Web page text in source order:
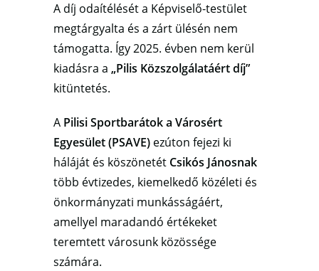
A díj odaítélését a Képviselő-testület
megtárgyalta és a zárt ülésén nem
támogatta. Így 2025. évben nem kerül
kiadásra a „Pilis Közszolgálatáért díj”
kitüntetés.
A Pilisi Sportbarátok a Városért
Egyesület (PSAVE)ezúton fejezi ki
háláját és köszönetét Csikós Jánosnak
több évtizedes, kiemelkedő közéleti és
önkormányzati munkásságáért,
amellyel maradandó értékeket
teremtett városunk közössége
számára.